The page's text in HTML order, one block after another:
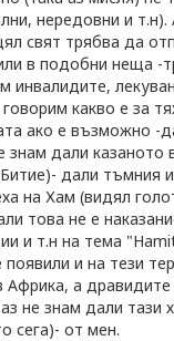
нередовни и
свят трябва да
в подобни неща
инвалидите,
какво е за
ако е възможно -
дали казаното
Битие)- дали
на Хам (видял
това не е
и т.н на тема
и на тези
Африка, а
не знам дали тази
сега)- от мен.